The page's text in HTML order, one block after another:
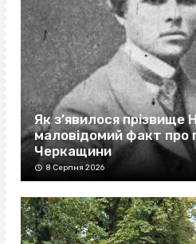
Як з’явилося прізвище
маловідомий факт про
Черкащини
8 Серпня 2026